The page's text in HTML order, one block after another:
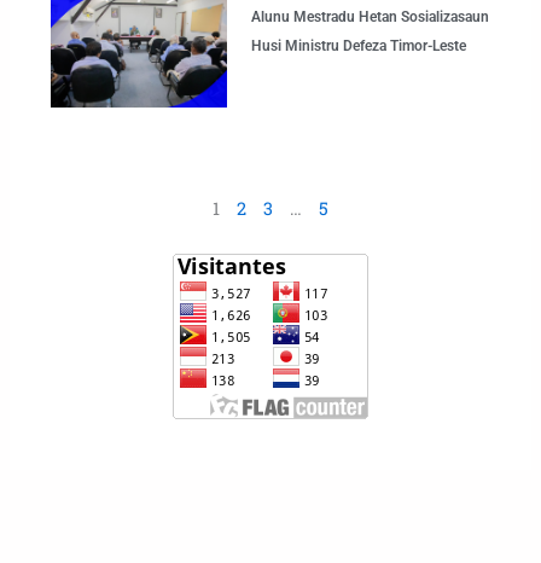
Alunu Mestradu Hetan Sosializasaun
Husi Ministru Defeza Timor-Leste
1 2 3 … 5